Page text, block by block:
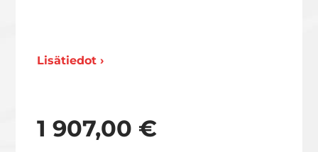
Lisätiedot ›
1 907,00 €